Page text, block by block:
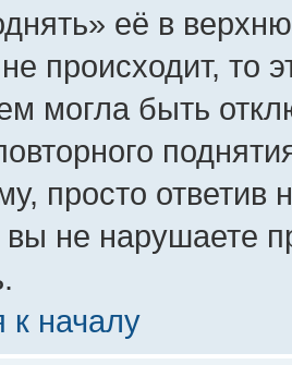
её в
происходит, то
могла быть
просто ответив
не нарушаете
к началу